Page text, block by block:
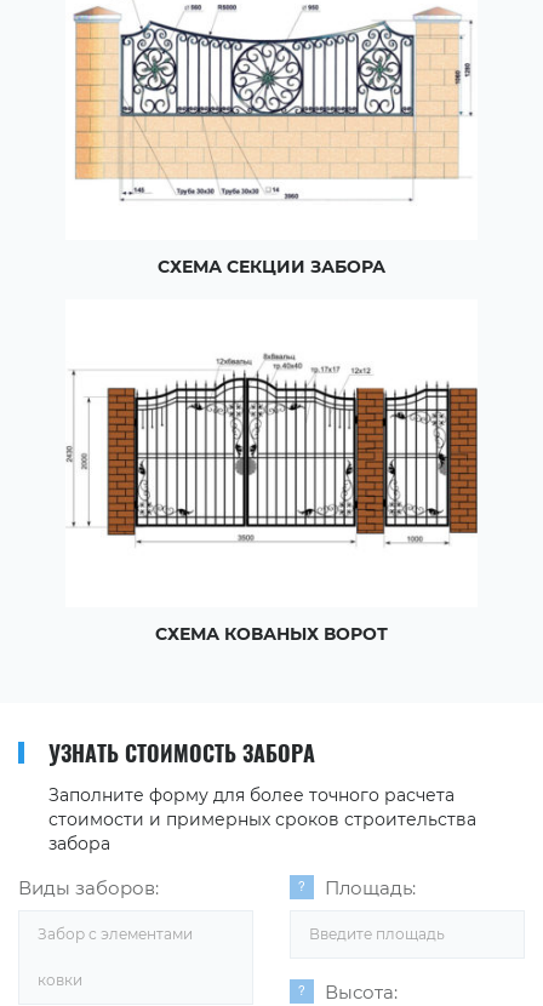
СХЕМА СЕКЦИИ ЗАБОРА
СХЕМА КОВАНЫХ ВОРОТ
УЗНАТЬ СТОИМОСТЬ ЗАБОРА
Заполните форму для более точного расчета
стоимости и примерных сроков строительства
забора
Виды заборов:
Забор с элементами
ковки
Площадь:
Высота: